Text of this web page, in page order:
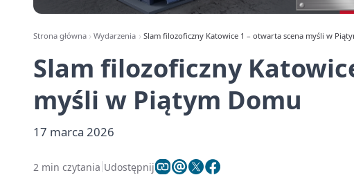
Strona główna Wydarzenia Slam filozoficzny Katowice 1 – otwarta scena myśli w
Slam filozoficzny
myśli w Piątym Domu
17 marca 2026
2 min czytania Udostępnij